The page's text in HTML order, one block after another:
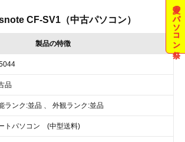
CF-SV1（中古パソコン）
製品の特徴
品
ランク:並品 、 外観ランク:並品
トパソコン (中型送料)
夏のパソコン祭